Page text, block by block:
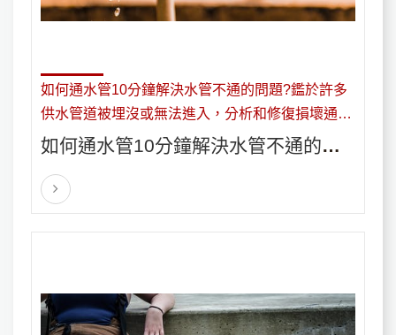
如何通水管10分鐘解決水管不通的問題?鑑於許多
供水管道被埋沒或無法進入，分析和修復損壞通常
需要電子範圍來驗證損壞的原因，確切位置和程
鑽清除線路。
如何通水管10分鐘解決水管不通的問
題?